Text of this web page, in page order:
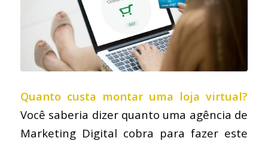
Quanto custa montar uma loja virtual?
Você saberia dizer quanto uma agência de
Marketing Digital cobra para fazer este